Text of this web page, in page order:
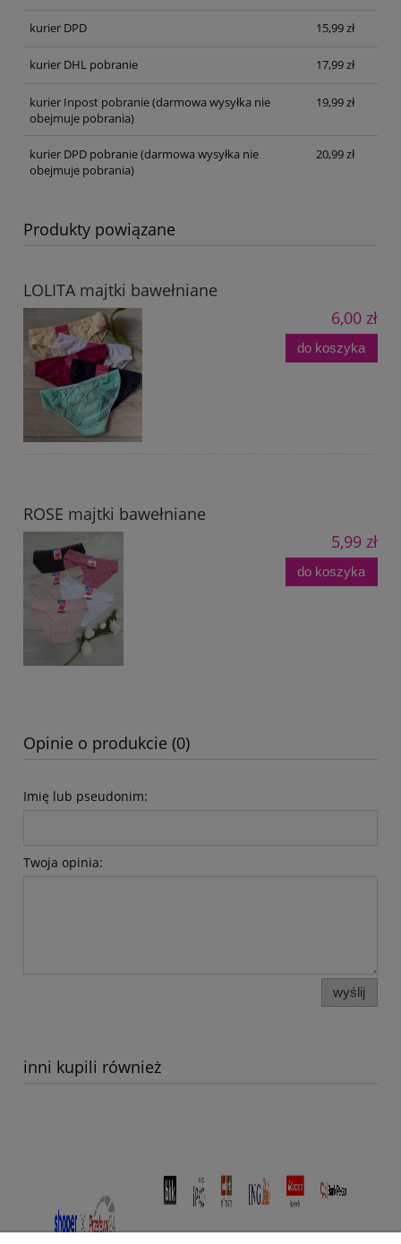
kurier DPD 15,99 zł
kurier DHL pobranie 17,99 zł
kurier Inpost pobranie(darmowa wysyłka nie
obejmuje pobrania)
19,99 zł
kurier DPD pobranie(darmowa wysyłka nie
obejmuje pobrania)
20,99 zł
Produkty powiązane
LOLITA majtki bawełniane
6,00 zł
do koszyka
ROSE majtki bawełniane
5,99 zł
do koszyka
Opinie o produkcie (0)
Imię lub pseudonim:
Twoja opinia:
wyślij
inni kupili również